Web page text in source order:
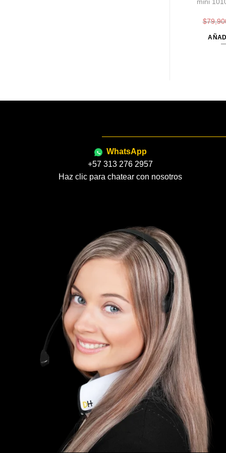
mini
$
WhatsApp
+57 313 276 2957
Haz clic para chatear con nosotros